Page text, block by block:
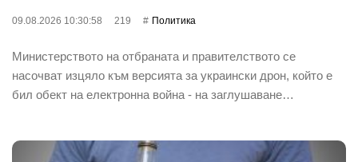
09.08.2026 10:30:58 219 Политика
Министерството на отбраната и правителството се
насочват изцяло към версията за украински дрон, който е
бил обект на електронна война - на заглушаване…